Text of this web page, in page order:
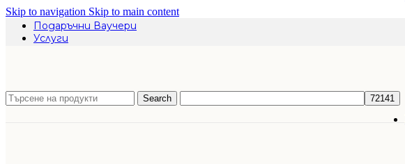
Skip to navigation Skip to main content
Подаръчни Ваучери
Услуги
Search